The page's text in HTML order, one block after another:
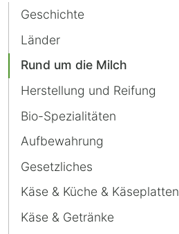
Navigation
Geschichte
Länder
Rund um die Milch
Herstellung und Reifung
Bio-Spezialitäten
Aufbewahrung
Gesetzliches
Käse & Küche & Käseplatten
Käse & Getränke